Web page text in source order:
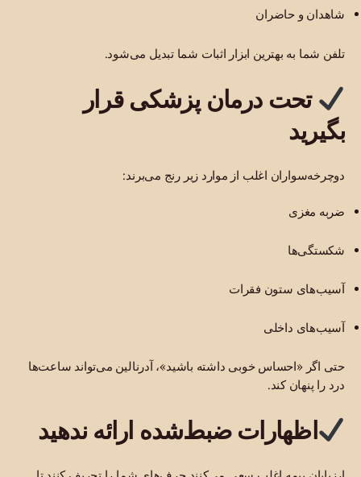
شاهدان و حاضران
تلفن شما به بهترین ابزار اثبات شما تبدیل می‌شود.
تحت درمان پزشکی قرار
بگیرید
دوچرخه‌سواران اغلب از موارد زیر رنج می‌برند:
ضربه مغزی
شکستگی‌ها
آسیب‌های ستون فقرات
آسیب‌های داخلی
حتی اگر «احساس خوبی داشته باشید»، آدرنالین می‌تواند ساعت‌ها
درد را پنهان کند.
اظهارات ضبط‌شده ارائه ندهید